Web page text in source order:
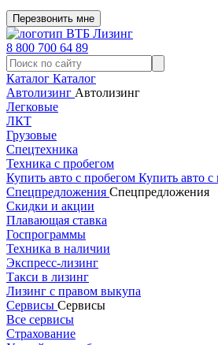
Перезвонить мне
8 800 700 64 89
Каталог Каталог
Автолизинг Автолизинг
Легковые
ЛКТ
Грузовые
Спецтехника
Техника с пробегом
Купить авто с пробегом Купить авто с
Спецпредложения Спецпредложения
Скидки и акции
Плавающая ставка
Госпрограммы
Техника в наличии
Экспресс-лизинг
Такси в лизинг
Лизинг с правом выкупа
Сервисы Сервисы
Все сервисы
Страхование